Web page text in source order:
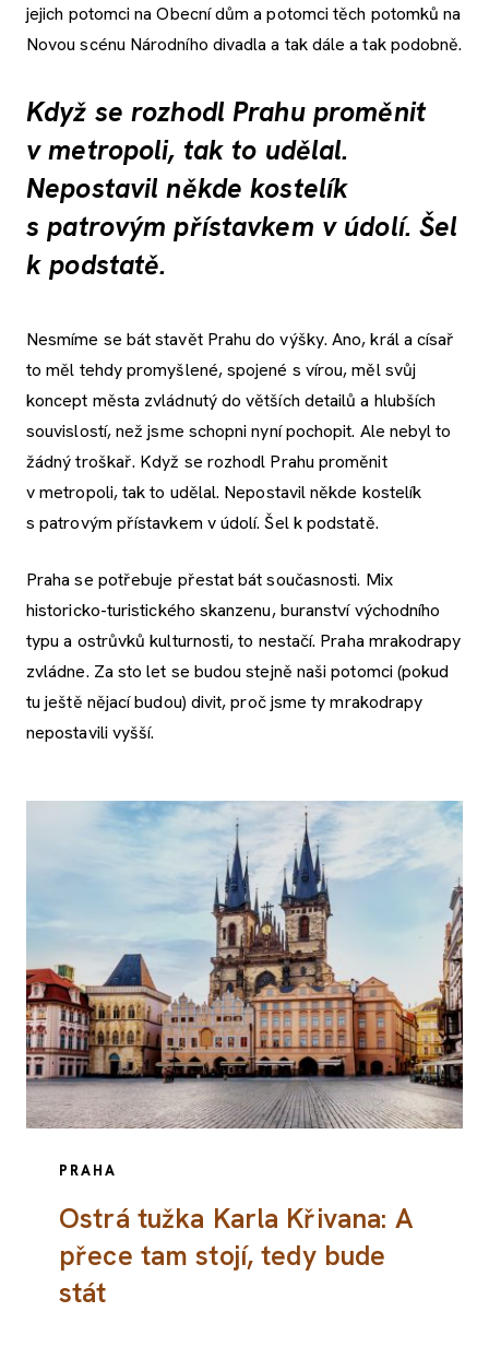
jejich potomci na Obecní dům a potomci těch potomků na
Novou scénu Národního divadla a tak dále a tak podobně.
Když se rozhodl Prahu proměnit
v metropoli, tak to udělal.
Nepostavil někde kostelík
s patrovým přístavkem v údolí. Šel
k podstatě.
Nesmíme se bát stavět Prahu do výšky. Ano, král a císař
to měl tehdy promyšlené, spojené s vírou, měl svůj
koncept města zvládnutý do větších detailů a hlubších
souvislostí, než jsme schopni nyní pochopit. Ale nebyl to
žádný troškař. Když se rozhodl Prahu proměnit
v metropoli, tak to udělal. Nepostavil někde kostelík
s patrovým přístavkem v údolí. Šel k podstatě.
Praha se potřebuje přestat bát současnosti. Mix
historicko-turistického skanzenu, buranství východního
typu a ostrůvků kulturnosti, to nestačí. Praha mrakodrapy
zvládne. Za sto let se budou stejně naši potomci (pokud
tu ještě nějací budou) divit, proč jsme ty mrakodrapy
nepostavili vyšší.
PRAHA
Ostrá tužka Karla Křivana: A
přece tam stojí, tedy bude
stát